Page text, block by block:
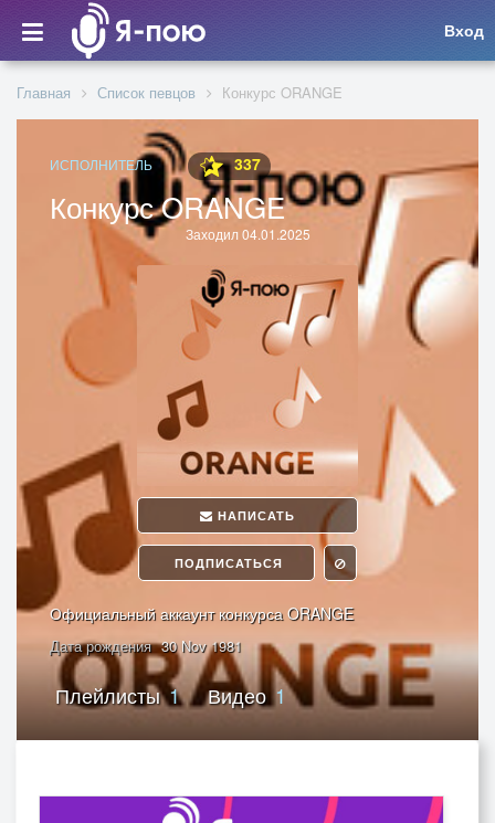
Вход
Главная Список певцов Конкурс ORANGE
ИСПОЛНИТЕЛЬ 337
Конкурс ORANGE
Заходил 04.01.2025
НАПИСАТЬ
ПОДПИСАТЬСЯ
Официальный аккаунт конкурса ORANGE
Дата рождения 30 Nov 1981
Плейлисты1 Видео1